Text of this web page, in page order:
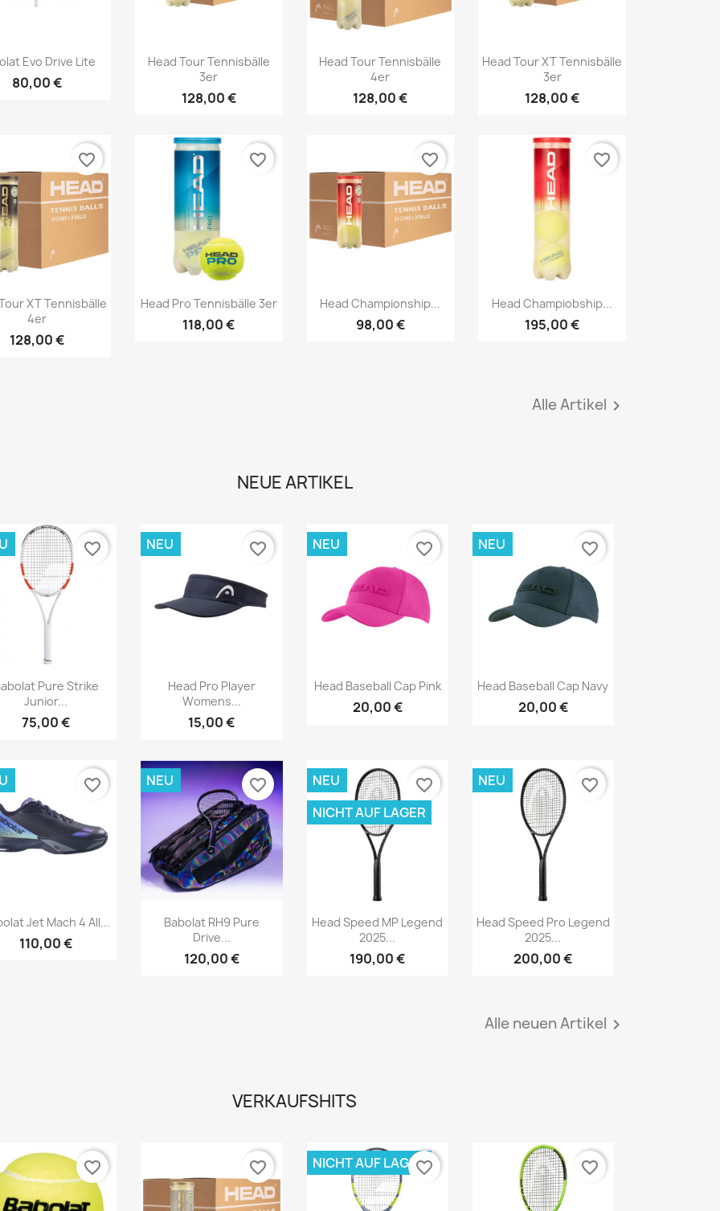
Vorschau
Evo Drive Lite
80,00 €
Vorschau
Head Tour Tennisbälle
3er
128,00 €
Vorschau
Head Tour Tennisbälle
4er
128,00 €
Vorschau
Head Tour XT Tennisbälle
3er
128,00 €
Vorschau
XT Tennisbälle
4er
128,00 €
favorite_border
Vorschau
Head Pro Tennisbälle 3er
118,00 €
favorite_border
Vorschau
Head Championship...
98,00 €
favorite_border
Vorschau
Head Champiobship...
195,00 €
favorite_border
Alle Artikel 
NEUE ARTIKEL
Vorschau
Pure Strike
Junior...
75,00 €
favorite_border
Vorschau
Head Pro Player
Womens...
15,00 €
NEU favorite_border
Vorschau
Head Baseball Cap Pink
20,00 €
NEU favorite_border
Vorschau
Head Baseball Cap Navy
20,00 €
NEU favorite_border
 Vorschau
Jet Mach 4 All...
110,00 €
favorite_border
Vorschau
Babolat RH9 Pure
Drive...
120,00 €
NEU favorite_border
Vorschau
Head Speed MP Legend
2025...
190,00 €
NEU
NICHT AUF LAGER
favorite_border
Vorschau
Head Speed Pro Legend
2025...
200,00 €
NEU favorite_border
Alle neuen Artikel 
VERKAUFSHITS
favorite_border favorite_border NICHT AUF LAGERfavorite_border favorite_border